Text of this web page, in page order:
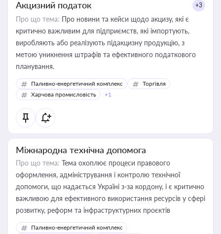
Акцизний податок +3
Про що тема: Про новини та кейси щодо акцизу, які є
критично важливим для підприємств, які імпортують,
виробляють або реалізують підакцизну продукцію, з
метою уникнення штрафів та ефективного податкового
планування.
Паливно-енергетичний комплекс
Торгівля
Харчова промисловість
+1
Міжнародна технічна допомога
Про що тема: Тема охоплює процеси правового
оформлення, адміністрування і контролю технічної
допомоги, що надається Україні з-за кордону, і є критично
важливою для ефективного використання ресурсів у сфері
розвитку, реформ та інфраструктурних проєктів
Паливно-енергетичний комплекс